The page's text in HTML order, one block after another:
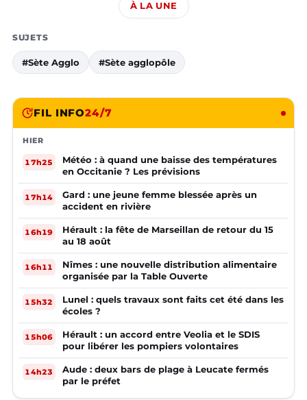
À LA UNE
SUJETS
#Sète Agglo #Sète agglopôle
FIL INFO24/7
HIER
17h25
Météo : à quand une baisse des températures
en Occitanie ? Les prévisions
17h14
Gard : une jeune femme blessée après un
accident en rivière
16h19
Hérault : la fête de Marseillan de retour du 15
au 18 août
16h11
Nîmes : une nouvelle distribution alimentaire
organisée par la Table Ouverte
15h32
Lunel : quels travaux sont faits cet été dans les
écoles ?
15h06
Hérault : un accord entre Veolia et le SDIS
pour libérer les pompiers volontaires
14h23
Aude : deux bars de plage à Leucate fermés
par le préfet